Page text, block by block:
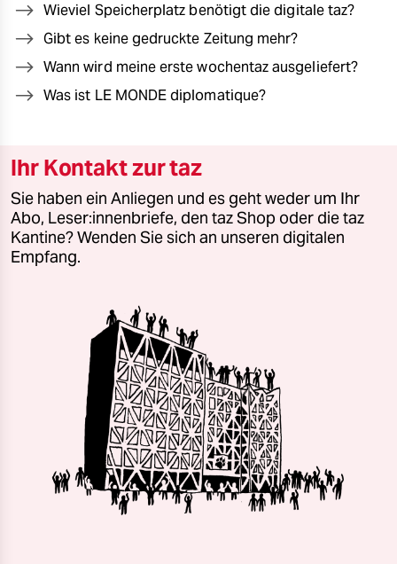
Wieviel Speicherplatz benötigt die digitale taz?
Gibt es keine gedruckte Zeitung mehr?
Wann wird meine erste wochentaz ausgeliefert?
Was ist LE MONDE diplomatique?
Ihr Kontakt zur taz
Sie haben ein Anliegen und es geht weder um Ihr
Abo, Leser:innenbriefe, den taz Shop oder die taz
Kantine? Wenden Sie sich an unseren digitalen
Empfang.